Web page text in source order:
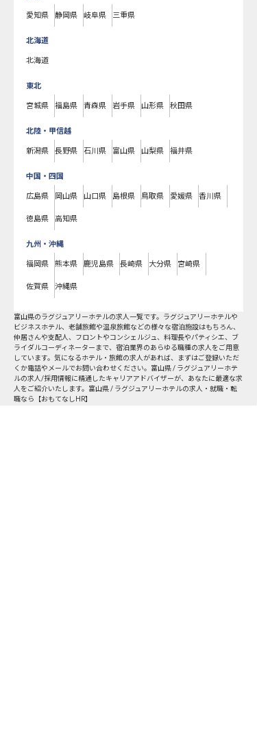
愛知県 静岡県 岐阜県 三重県
北海道
北海道
東北
宮城県 福島県 青森県 岩手県 山形県 秋田県
北陸・甲信越
新潟県 長野県 石川県 富山県 山梨県 福井県
中国・四国
広島県 岡山県 山口県 島根県 鳥取県 愛媛県 香川県
徳島県 高知県
九州・沖縄
福岡県 熊本県 鹿児島県 長崎県 大分県 宮崎県
佐賀県 沖縄県
富山県のラグジュアリーホテルの求人一覧です。ラグジュアリーホテルや
ビジネスホテル、老舗旅館や温泉旅館などの様々な宿泊施設はもちろん、
仲居さんや支配人、フロントやコンシェルジュ、料理長やパティシエ、ブ
ライダルコーディネーターまで、宿泊業界のあらゆる職種の求人をご用意
しています。気になるホテル・旅館の求人があれば、まずはご登録いただ
くか電話やメールでお問い合わせください。富山県 / ラグジュアリーホテ
ルの求人/採用情報に精通したキャリアアドバイザーが、あなたに最適な求
人をご紹介いたします。富山県 / ラグジュアリーホテルの求人・就職・転
職なら【おもてなしHR】